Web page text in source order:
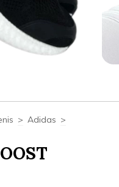
> Adidas >